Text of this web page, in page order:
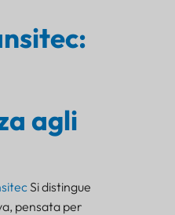
agli
Si distingue
pensata per